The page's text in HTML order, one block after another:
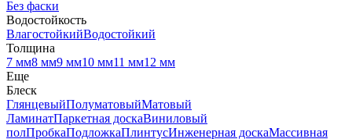
Без фаски
Водостойкость
ВлагостойкийВодостойкий
Толщина
7 мм8 мм9 мм10 мм11 мм12 мм
Еще
Блеск
ГлянцевыйПолуматовыйМатовый
ЛаминатПаркетная доскаВиниловый
полПробкаПодложкаПлинтусИнженерная доскаМассивная